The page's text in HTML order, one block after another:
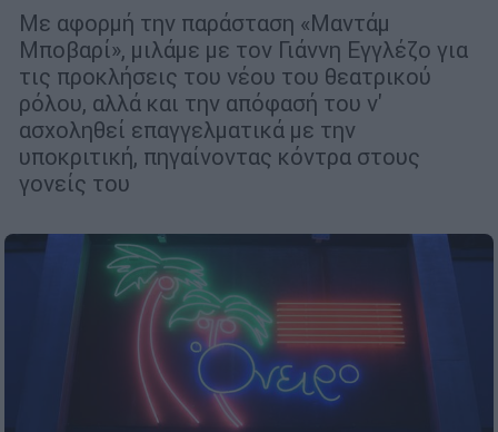
Με αφορμή την παράσταση «Μαντάμ
Μποβαρί», μιλάμε με τον Γιάννη Εγγλέζο για
τις προκλήσεις του νέου του θεατρικού
ρόλου, αλλά και την απόφασή του ν'
ασχοληθεί επαγγελματικά με την
υποκριτική, πηγαίνοντας κόντρα στους
γονείς του